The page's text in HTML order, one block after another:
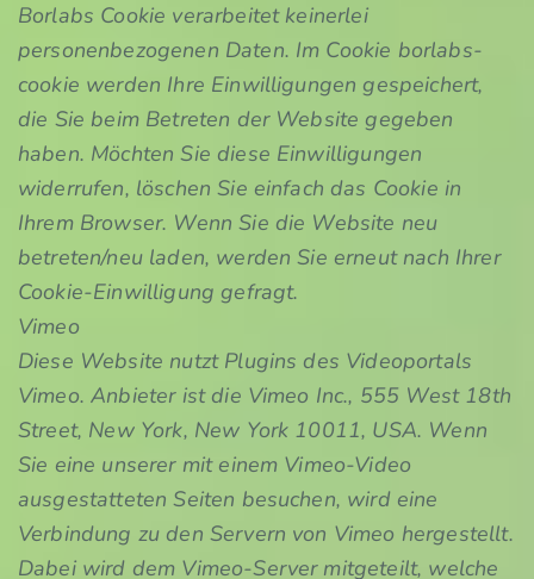
Borlabs Cookie verarbeitet keinerlei
personenbezogenen Daten. Im Cookie borlabs-
cookie werden Ihre Einwilligungen gespeichert,
die Sie beim Betreten der Website gegeben
haben. Möchten Sie diese Einwilligungen
widerrufen, löschen Sie einfach das Cookie in
Ihrem Browser. Wenn Sie die Website neu
betreten/neu laden, werden Sie erneut nach Ihrer
Cookie-Einwilligung gefragt.
Vimeo
Diese Website nutzt Plugins des Videoportals
Vimeo. Anbieter ist die Vimeo Inc., 555 West 18th
Street, New York, New York 10011, USA. Wenn
Sie eine unserer mit einem Vimeo-Video
ausgestatteten Seiten besuchen, wird eine
Verbindung zu den Servern von Vimeo hergestellt.
Dabei wird dem Vimeo-Server mitgeteilt, welche